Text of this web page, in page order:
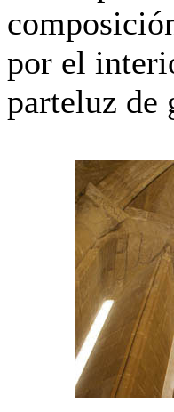
por el
parteluz de